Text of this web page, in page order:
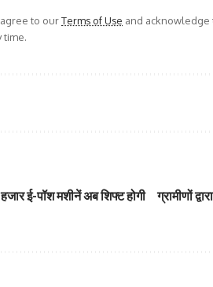
to ourTerms of Use and acknowledge
time.
ई-पॉश मशीनें अब शिफ्ट होगी
ग्रामीणों